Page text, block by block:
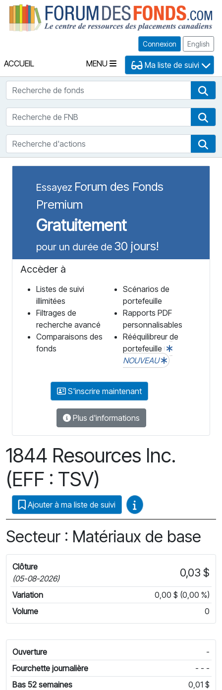
Connexion English
ACCUEIL MENU Ma liste de suivi
Recherche de fonds
Recherche de FNB
Recherche d'actions
Essayez Forum des Fonds
Premium
Gratuitement
pour un durée de 30 jours!
Accèder à
Listes de suivi
illimitées
Filtrages de
recherche avancé
Comparaisons des
fonds
Scénarios de
portefeuille
Rapports PDF
personnalisables
Rééquilibreur de
portefeuille
NOUVEAU
S'inscrire maintenant
Plus d'informations
1844 Resources Inc.
(EFF : TSV)
Ajouter à ma liste de suivi Guides vidéo
Secteur : Matériaux de base
Clôture
(05-08-2026)
0,03 $
Variation
0,00 $ (0,00 %)
Volume
0
Ouverture
-
Fourchette journalière
- - -
Bas 52 semaines
0,01 $